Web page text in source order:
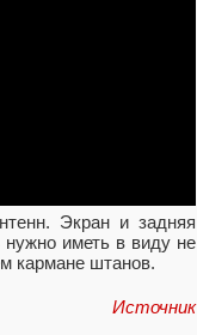
Экран и задняя
нужно иметь в виду не
кармане штанов.
Источник